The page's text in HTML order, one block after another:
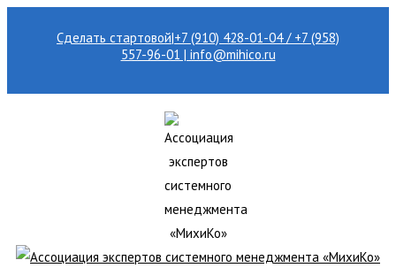
Сделать стартовой|+7 (910) 428-01-04 / +7 (958)
557-96-01 | info@mihico.ru